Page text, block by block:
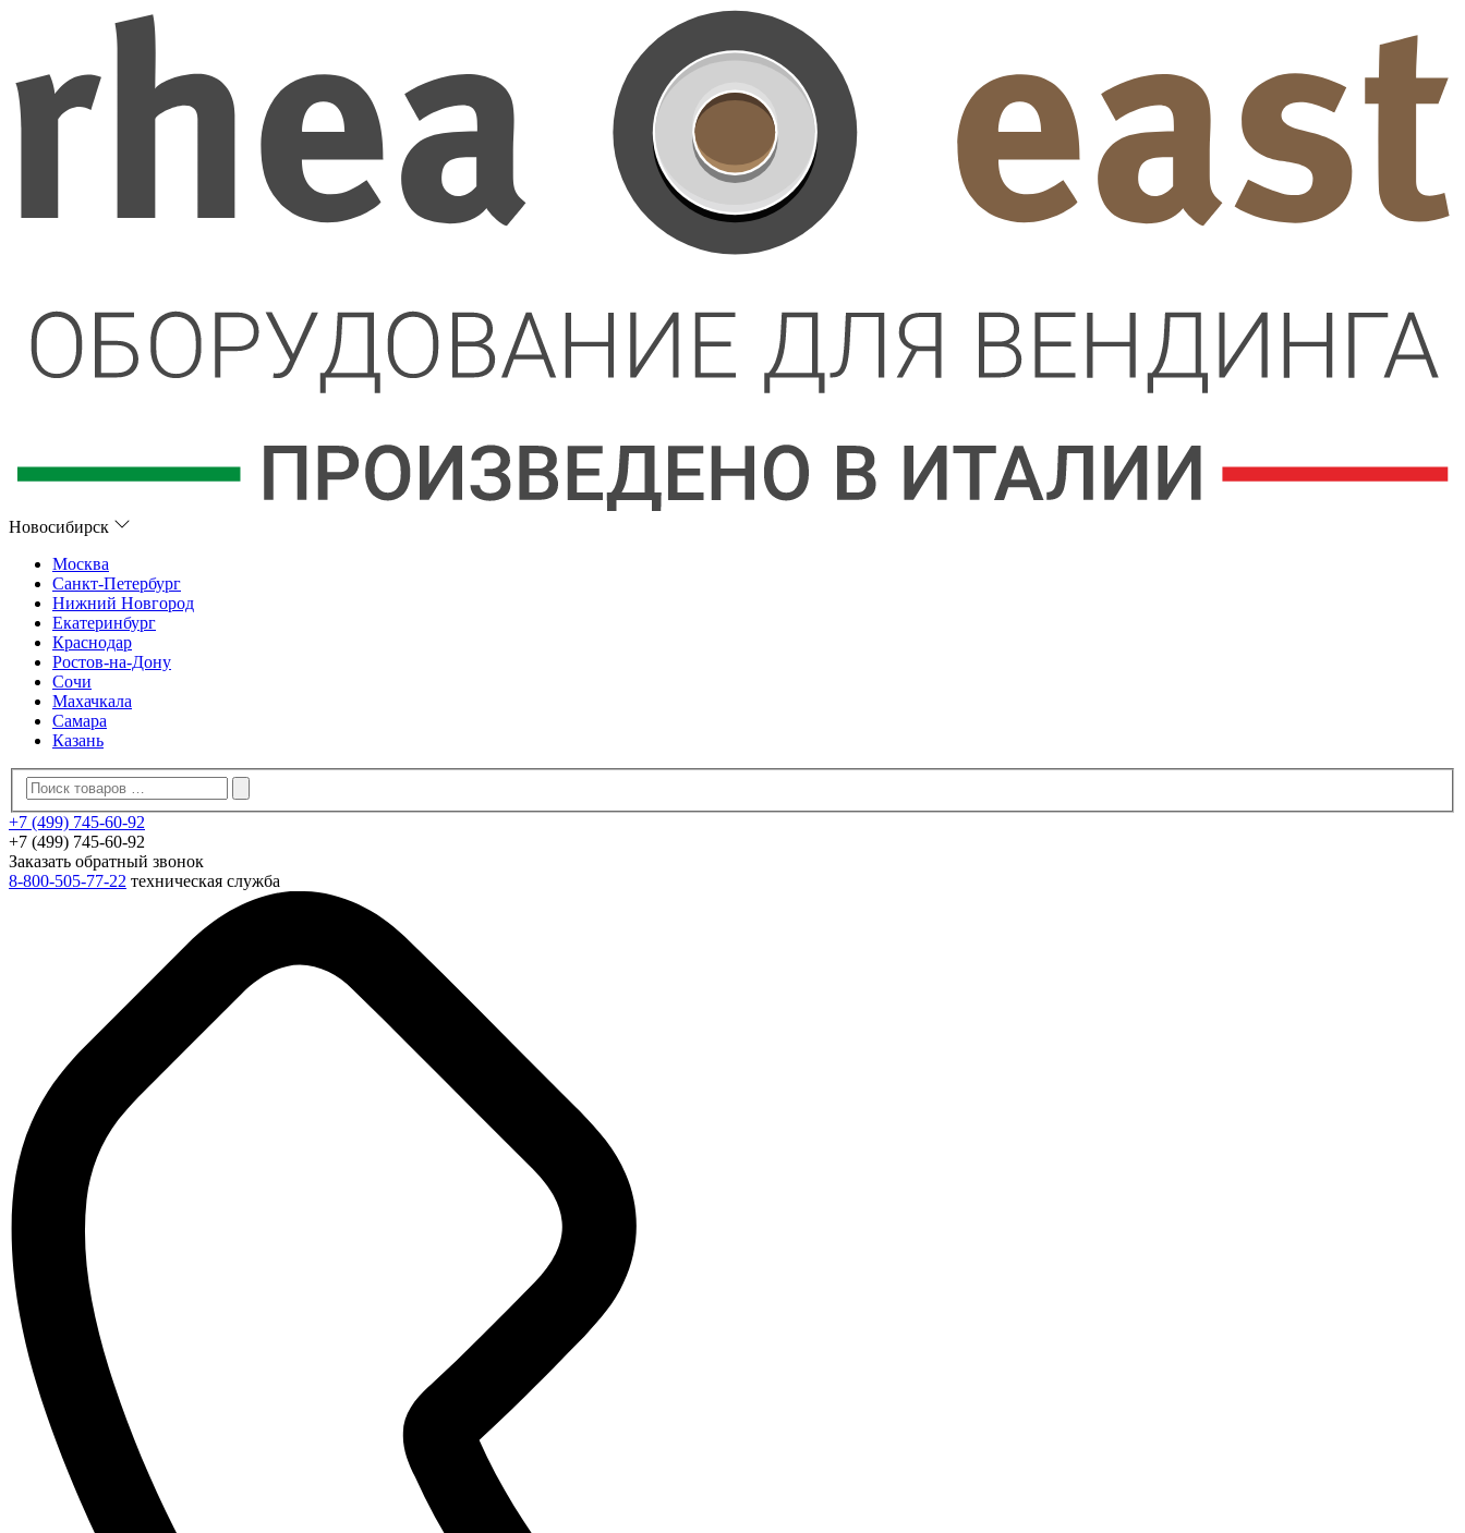
Новосибирск
Москва
Санкт-Петербург
Нижний Новгород
Екатеринбург
Краснодар
Ростов-на-Дону
Сочи
Махачкала
Самара
Казань
+7 (499) 745-60-92
+7 (499) 745-60-92
Заказать обратный звонок
8-800-505-77-22 техническая служба